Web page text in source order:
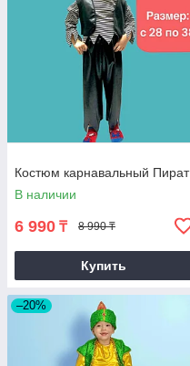
Костюм карнавальный Пират
В наличии
6 990 ₸ 8 990 ₸
Купить
–20%